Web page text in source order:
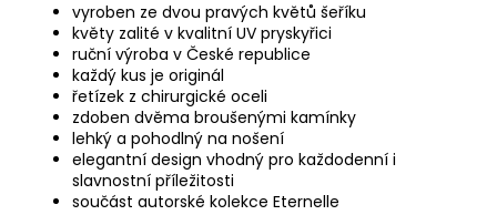
vyroben ze dvou pravých květů šeříku
květy zalité v kvalitní UV pryskyřici
ruční výroba v České republice
každý kus je originál
řetízek z chirurgické oceli
zdoben dvěma broušenými kamínky
lehký a pohodlný na nošení
elegantní design vhodný pro každodenní i
slavnostní příležitosti
součást autorské kolekce Eternelle